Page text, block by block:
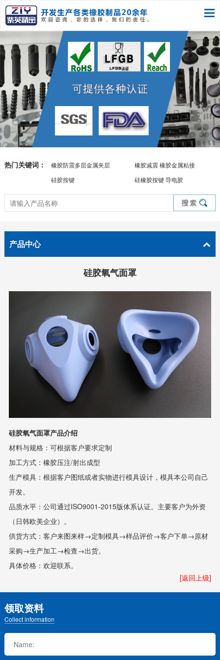
热门关键词： 橡胶防震多层金属夹层
橡胶减震 橡胶金属粘接
硅胶按键
硅橡胶按键 导电胶
产品中心
硅胶氧气面罩
硅胶氧气面罩产品介绍
材料与规格：可根据客户要求定制
加工方式：橡胶压注/射出成型
生产模具：根据客户图纸或者实物进行模具设计，模具本公司自己
开发。
品质水平：公司通过ISO9001-2015版体系认证。主要客户为外资
（日韩欧美企业）。
供货方式：客户来图来样→定制模具→样品评价→客户下单→原材
采购→生产加工→检查→出货。
具体价格：欢迎联系。
[返回上级]
领取资料
Collect information